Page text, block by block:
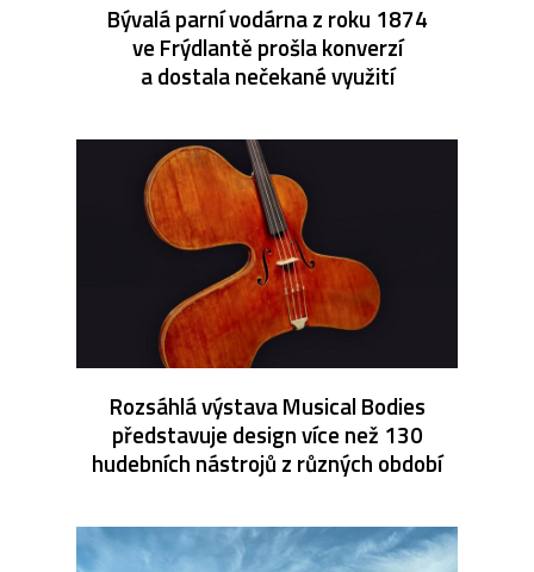
Bývalá parní vodárna z roku 1874
ve Frýdlantě prošla konverzí
a dostala nečekané využití
Rozsáhlá výstava Musical Bodies
představuje design více než 130
hudebních nástrojů z různých období